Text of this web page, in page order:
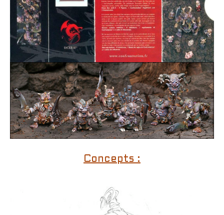
Concepts :